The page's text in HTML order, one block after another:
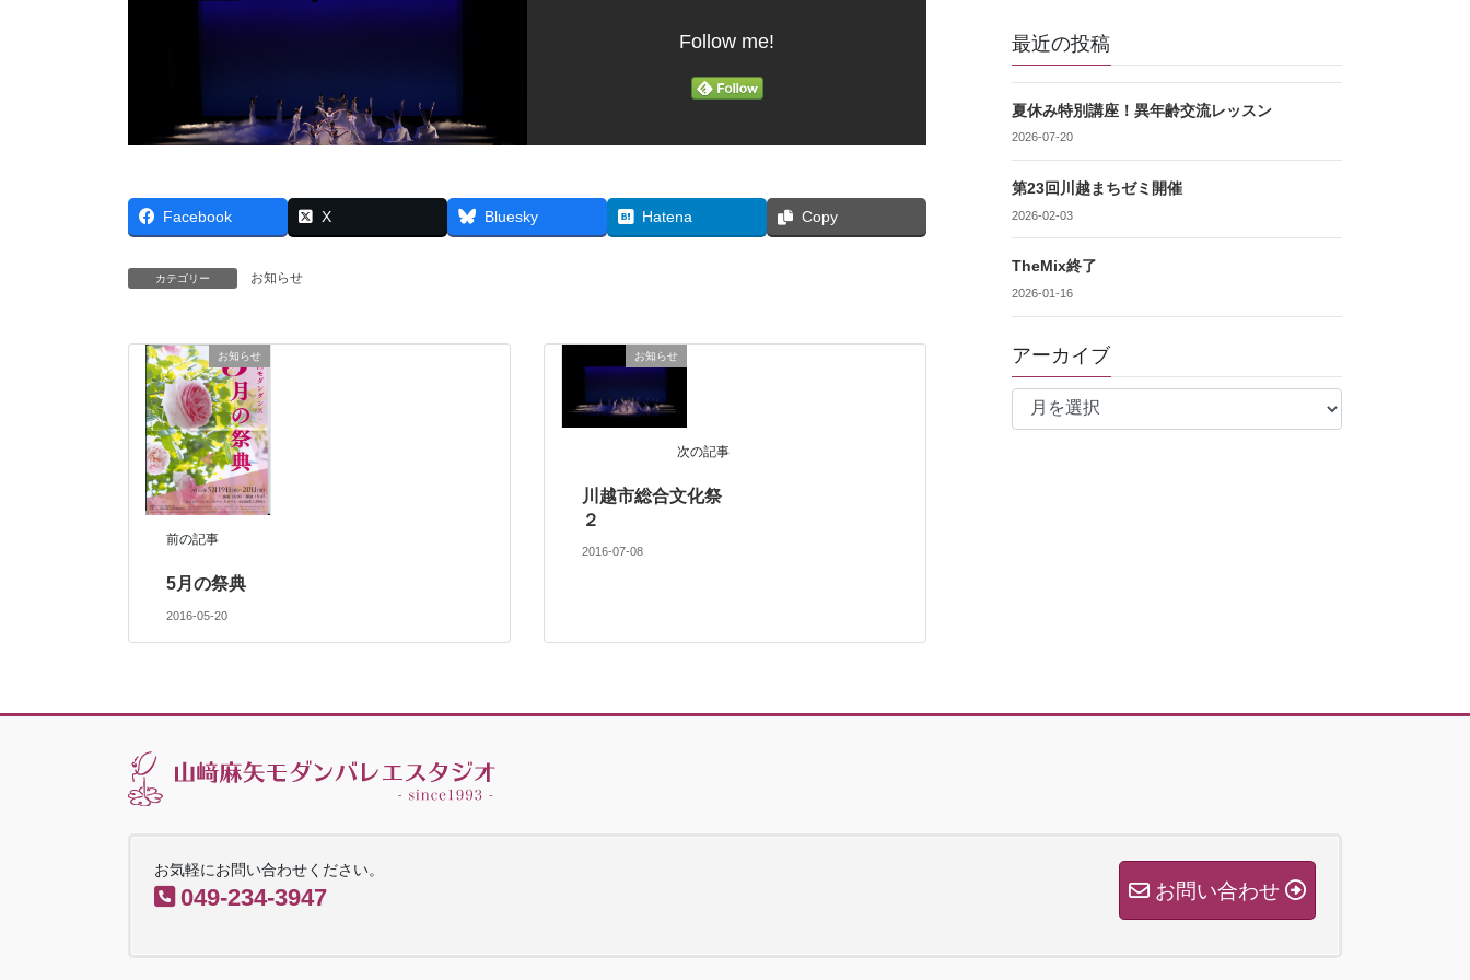
Follow me!
Facebook X Bluesky Hatena Copy
カテゴリー お知らせ
お知らせ
前の記事
5月の祭典
2016-05-20
お知らせ
次の記事
川越市総合文化祭
２
2016-07-08
最近の投稿
夏休み特別講座！異年齢交流レッスン
2026-07-20
第23回川越まちゼミ開催
2026-02-03
TheMix終了
2026-01-16
アーカイブ
ア
お気軽にお問い合わせください。
049-234-3947 お問い合わせ